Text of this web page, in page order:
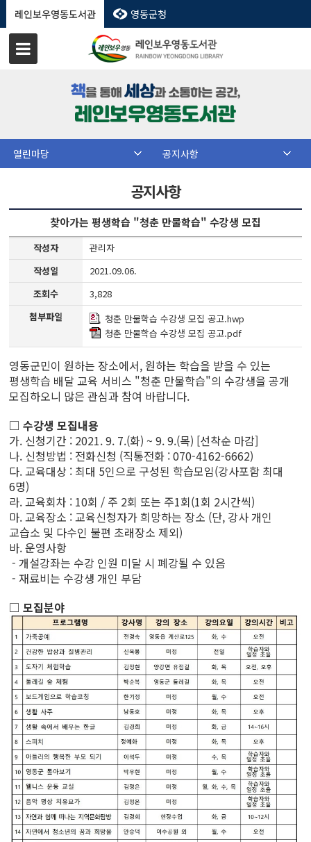
레인보우영동도서관 영동군청
공지사항
열린마당 공지사항
찾아가는 평생학습 "청춘 만물학습" 수강생 모집
작성자
관리자
작성일
2021.09.06.
조회수
3,828
첨부파일
청춘 만물학습 수강생 모집 공고.hwp
청춘 만물학습 수강생 모집 공고.pdf
영동군민이 원하는 장소에서, 원하는 학습을 받을 수 있는
평생학습 배달 교육 서비스 "청춘 만물학습"의 수강생을 공개
모집하오니 많은 관심과 참여 바랍니다.
□ 수강생 모집내용
가. 신청기간 : 2021. 9. 7.(화) ~ 9. 9.(목) [선착순 마감]
나. 신청방법 : 전화신청 (직통전화 : 070-4162-6662)
다. 교육대상 : 최대 5인으로 구성된 학습모임(강사포함 최대
6명)
라. 교육회차 : 10회 / 주 2회 또는 주1회(1회 2시간씩)
마. 교육장소 : 교육신청자가 희망하는 장소 (단, 강사 개인
교습소 및 다수인 불편 초래장소 제외)
바. 운영사항
- 개설강좌는 수강 인원 미달 시 폐강될 수 있음
- 재료비는 수강생 개인 부담
□ 모집분야